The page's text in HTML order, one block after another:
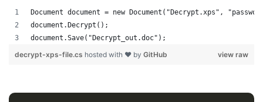
Document document = new Document("Decrypt.xps",
document.Decrypt();
document.Save("Decrypt_out.doc");
view raw
decrypt-xps-file.cs hosted with ❤ by GitHub